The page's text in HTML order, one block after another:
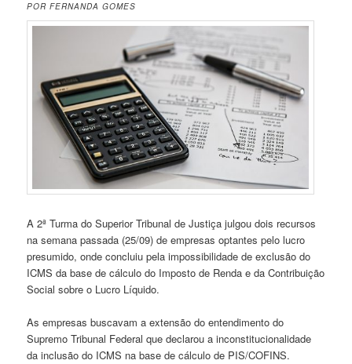
POR FERNANDA GOMES
A 2ª Turma do Superior Tribunal de Justiça julgou dois recursos
na semana passada (25/09) de empresas optantes pelo lucro
presumido, onde concluiu pela impossibilidade de exclusão do
ICMS da base de cálculo do Imposto de Renda e da Contribuição
Social sobre o Lucro Líquido.
As empresas buscavam a extensão do entendimento do
Supremo Tribunal Federal que declarou a inconstitucionalidade
da inclusão do ICMS na base de cálculo de PIS/COFINS.